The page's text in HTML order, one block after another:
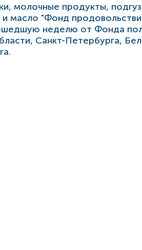
молочные продукты,
масло "Фонд
неделю от Фонда
Санкт-Петербурга,